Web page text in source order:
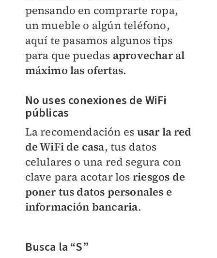
pensando en comprarte ropa,
un mueble o algún teléfono,
aquí te pasamos algunos tips
para que puedas aprovechar al
máximo las ofertas.
No uses conexiones de WiFi
públicas
La recomendación es usar la red
de WiFi de casa, tus datos
celulares o una red segura con
clave para acotar los riesgos de
poner tus datos personales e
información bancaria.
Busca la “S”